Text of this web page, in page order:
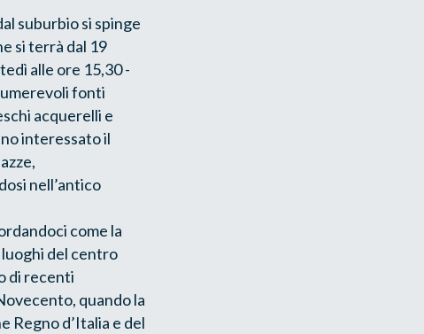
suburbio si spinge
si terrà dal 19
alle ore 15,30 -
fonti
acquerelli e
interessato il
nell’antico
come la
del centro
di recenti
quando la
Regno d’Italia e del